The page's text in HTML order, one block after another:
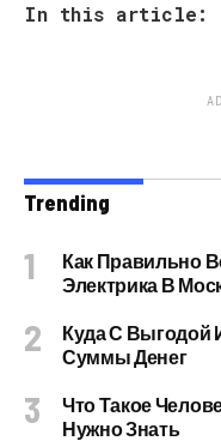
In this article:
Trending
Как Правильно
Электрика В
Куда С Выгодой
Суммы Денег
Что Такое
Нужно Знать